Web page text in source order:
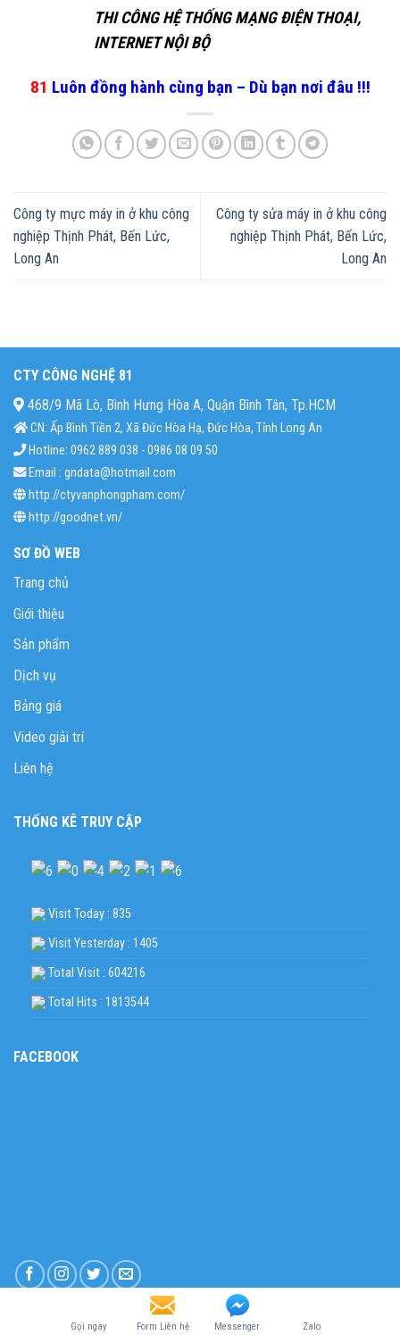
THI CÔNG HỆ THỐNG MẠNG ĐIỆN THOẠI,
INTERNET NỘI BỘ
81 Luôn đồng hành cùng bạn – Dù bạn nơi đâu !!!
Công ty mực máy in ở khu công
nghiệp Thịnh Phát, Bến Lức,
Long An
Công ty sửa máy in ở khu công
nghiệp Thịnh Phát, Bến Lức,
Long An
CTY CÔNG NGHỆ 81
468/9 Mã Lò, Bình Hưng Hòa A, Quận Bình Tân, Tp.HCM
CN: Ấp Bình Tiền 2, Xã Đức Hòa Hạ, Đức Hòa, Tỉnh Long An
Hotline: 0962 889 038 - 0986 08 09 50
Email : gndata@hotmail.com
http://ctyvanphongpham.com/
http://goodnet.vn/
SƠ ĐỒ WEB
Trang chủ
Giới thiệu
Sản phẩm
Dịch vụ
Bảng giá
Video giải trí
Liên hệ
THỐNG KÊ TRUY CẬP
Visit Today : 835
Visit Yesterday : 1405
Total Visit : 604216
Total Hits : 1813544
FACEBOOK
Copyright 2026 © Design bygoodnet.vn
Gọi ngay Form Liên hệ Messenger Zalo